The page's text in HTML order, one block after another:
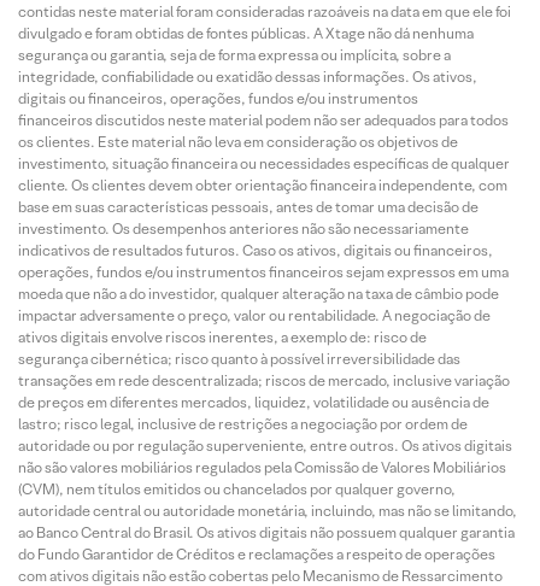
contidas neste material foram consideradas razoáveis na data em que ele foi
divulgado e foram obtidas de fontes públicas. A Xtage não dá nenhuma
segurança ou garantia, seja de forma expressa ou implícita, sobre a
integridade, confiabilidade ou exatidão dessas informações. Os ativos,
digitais ou financeiros, operações, fundos e/ou instrumentos
financeiros discutidos neste material podem não ser adequados para todos
os clientes. Este material não leva em consideração os objetivos de
investimento, situação financeira ou necessidades específicas de qualquer
cliente. Os clientes devem obter orientação financeira independente, com
base em suas características pessoais, antes de tomar uma decisão de
investimento. Os desempenhos anteriores não são necessariamente
indicativos de resultados futuros. Caso os ativos, digitais ou financeiros,
operações, fundos e/ou instrumentos financeiros sejam expressos em uma
moeda que não a do investidor, qualquer alteração na taxa de câmbio pode
impactar adversamente o preço, valor ou rentabilidade. A negociação de
ativos digitais envolve riscos inerentes, a exemplo de: risco de
segurança cibernética; risco quanto à possível irreversibilidade das
transações em rede descentralizada; riscos de mercado, inclusive variação
de preços em diferentes mercados, liquidez, volatilidade ou ausência de
lastro; risco legal, inclusive de restrições a negociação por ordem de
autoridade ou por regulação superveniente, entre outros. Os ativos digitais
não são valores mobiliários regulados pela Comissão de Valores Mobiliários
(CVM), nem títulos emitidos ou chancelados por qualquer governo,
autoridade central ou autoridade monetária, incluindo, mas não se limitando,
ao Banco Central do Brasil. Os ativos digitais não possuem qualquer garantia
do Fundo Garantidor de Créditos e reclamações a respeito de operações
com ativos digitais não estão cobertas pelo Mecanismo de Ressarcimento